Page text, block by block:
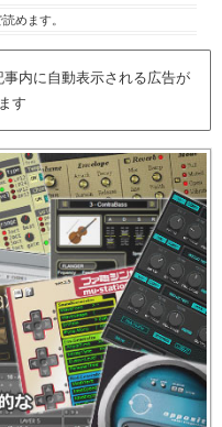
読めます。
内に自動表示される広告が
す